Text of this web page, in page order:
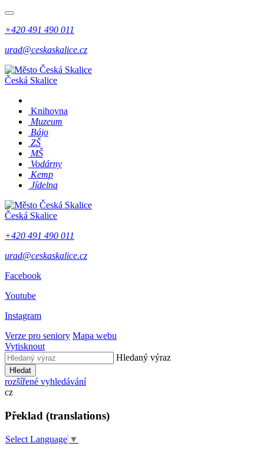
+420 491 490 011
urad@ceskaskalice.cz
Česká Skalice
Knihovna
Muzeum
Bájo
ZŠ
MŠ
Vodárny
Kemp
Jídelna
Česká Skalice
+420 491 490 011
urad@ceskaskalice.cz
Facebook
Youtube
Instagram
Verze pro seniory Mapa webu
Vytisknout
Hledaný výraz
Hledat
rozšířené vyhledávání
cz
Překlad (translations)
Select Language ▼